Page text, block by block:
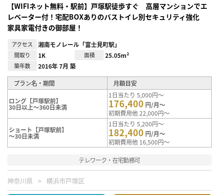
【WIFIネット無料・駅前】戸塚駅徒歩すぐ 高層マンションでエ
レベーター付！宅配BOXありのバストイレ別セキュリティ強化
家具家電付きの御部屋！
アクセス 湘南モノレール「富士見町駅」
間取り 1K 面積 25.05m²
築年数 2016年 7月 築
プラン名・期間 月額目安
ロング【戸塚駅前】
30日以上～360日未満
1日当たり 5,000円～
176,400 円/月～
初期費用他 22,000円～
ショート【戸塚駅前】
～30日未満
1日当たり 5,200円～
182,400 円/月～
初期費用他 16,500円～
テレワーク・在宅勤務可
神奈川県 横浜市戸塚区